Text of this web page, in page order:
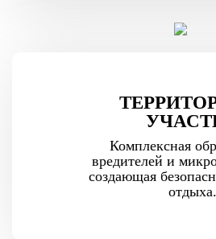
Комплексная
вредителей и
создающая
отдыха.